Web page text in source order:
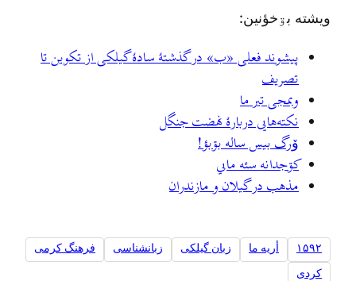
ويشته بۊخؤنين:
پیشوند فعلی «ب» در گذشتهٔ سادهٔ گیلکی از تکوین تا
تصریف
وبمجی تیر ما
نکته‌هایی دربارهٔ نهضت جنگل
وٚرگ بيس ساله بۊبؤ!
کۊجدانه سئه ماىي
مذهب در گیلان و مازندران
۱۵۹۲ أریه ما زبان گیلکی زبانشناسی فرهنگ کرمی
کردی